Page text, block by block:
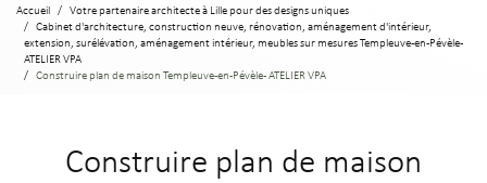
Accueil
Votre partenaire architecte à Lille pour des designs uniques
Cabinet d'architecture, construction neuve, rénovation, aménagement d'intérieur,
extension, surélévation, aménagement intérieur, meubles sur mesures Templeuve-en-Pévèle -
ATELIER VPA
Construire plan de maison Templeuve-en-Pévèle - ATELIER VPA
Construire plan de maison